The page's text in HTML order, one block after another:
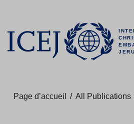
Page d’accueil / All Publications